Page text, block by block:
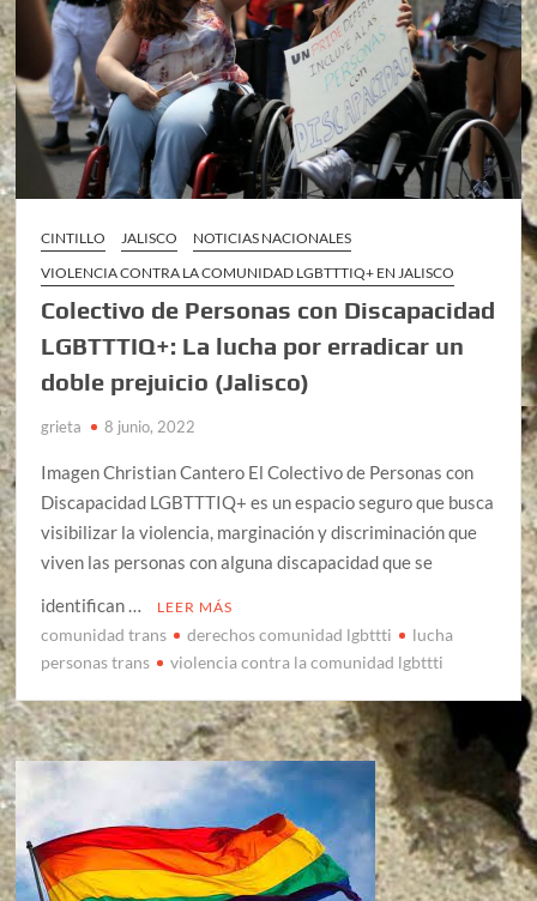
CINTILLO JALISCO
NOTICIAS NACIONALES
VIOLENCIA CONTRA LA COMUNIDAD LGBTTTIQ+ EN JALISCO
Colectivo de Personas con Discapacidad
LGBTTTIQ+: La lucha por erradicar un
doble prejuicio (Jalisco)
grieta 8 junio, 2022
Imagen Christian Cantero El Colectivo de Personas con
Discapacidad LGBTTTIQ+ es un espacio seguro que busca
visibilizar la violencia, marginación y discriminación que
viven las personas con alguna discapacidad que se
identifican …
LEER MÁS
comunidad trans derechos comunidad lgbttti
lucha
personas trans
violencia contra la comunidad lgbttti